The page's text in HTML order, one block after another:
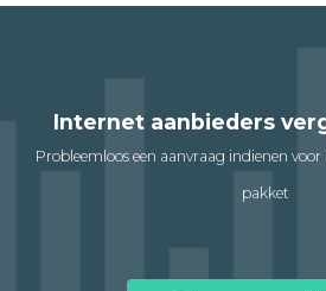
Internet aanbieders
Probleemloos een aanvraag indienen
pakket